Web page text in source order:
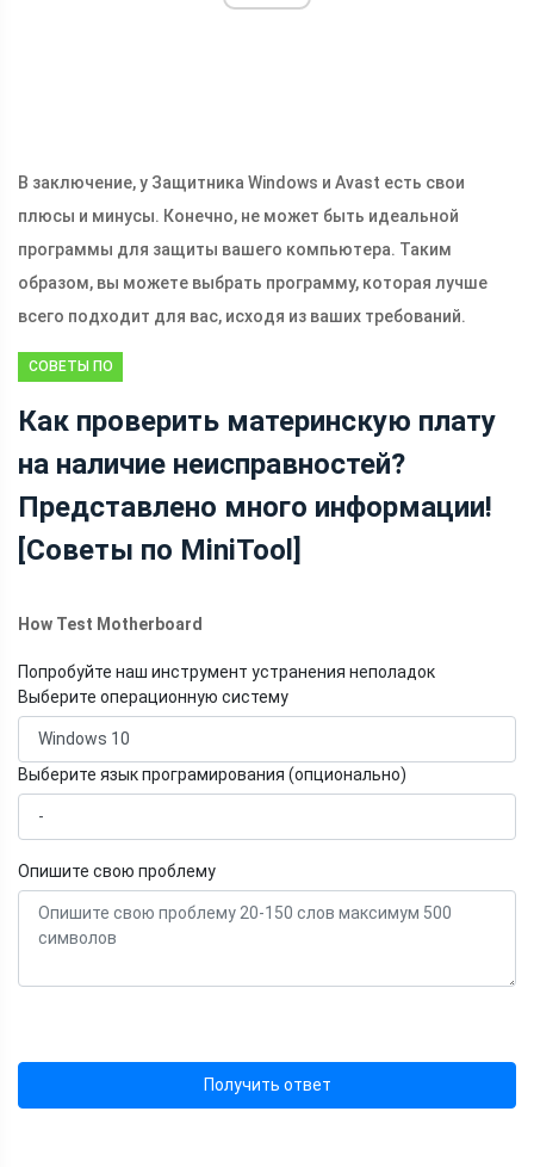
В заключение, у Защитника Windows и Avast есть свои
плюсы и минусы. Конечно, не может быть идеальной
программы для защиты вашего компьютера. Таким
образом, вы можете выбрать программу, которая лучше
всего подходит для вас, исходя из ваших требований.
СОВЕТЫ ПО
КОПИРОВАНИЮ
Как проверить материнскую плату
на наличие неисправностей?
Представлено много информации!
[Советы по MiniTool]
How Test Motherboard
Попробуйте наш инструмент устранения неполадок
Выберите операционную систему
Выберите язык програмирования (опционально)
Опишите свою проблему
Получить ответ